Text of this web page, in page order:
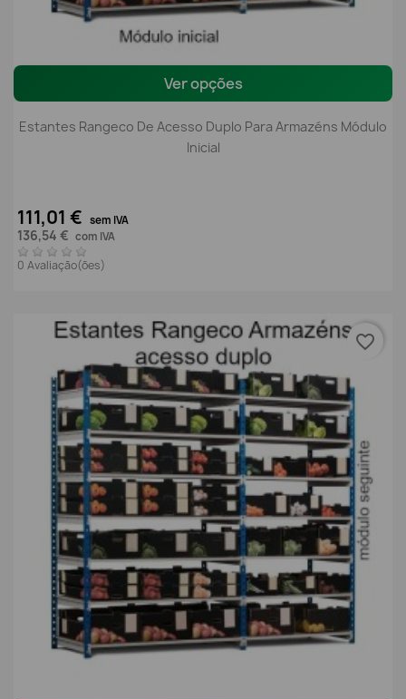
Ver opções
Estantes Rangeco De Acesso Duplo Para Armazéns Módulo
Inicial
111,01 € sem IVA
136,54 € com IVA
0 Avaliação(ões)
favorite_border